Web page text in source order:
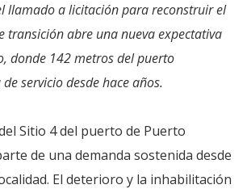
llamado a licitación para reconstruir el
transición abre una nueva expectativa
donde 142 metros del puerto
servicio desde hace años.
Sitio 4 del puerto de Puerto
de una demanda sostenida desde
El deterioro y la inhabilitación